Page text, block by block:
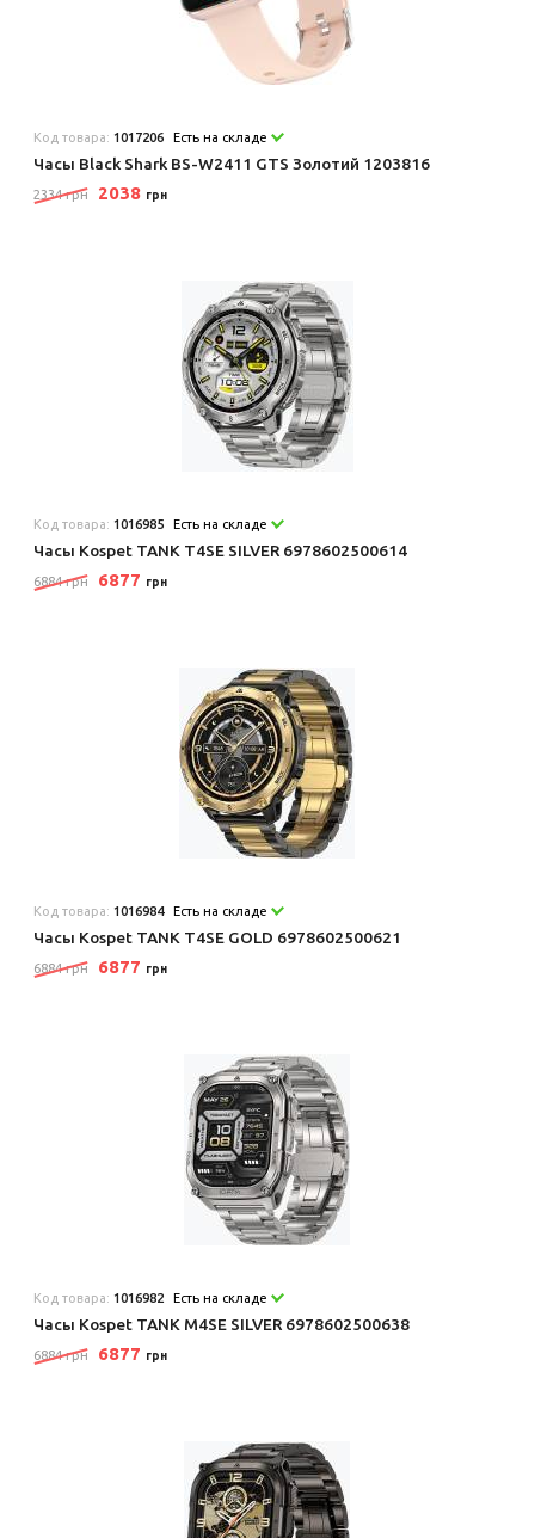
Код товара: 1017206 Есть на складе
Часы Black Shark BS-W2411 GTS Золотий 1203816
2334 грн 2038 грн
Код товара: 1016985 Есть на складе
Часы Kospet TANK T4SE SILVER 6978602500614
6884 грн 6877 грн
Код товара: 1016984 Есть на складе
Часы Kospet TANK T4SE GOLD 6978602500621
6884 грн 6877 грн
Код товара: 1016982 Есть на складе
Часы Kospet TANK M4SE SILVER 6978602500638
6884 грн 6877 грн